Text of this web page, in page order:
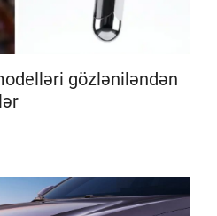
gözləniləndən